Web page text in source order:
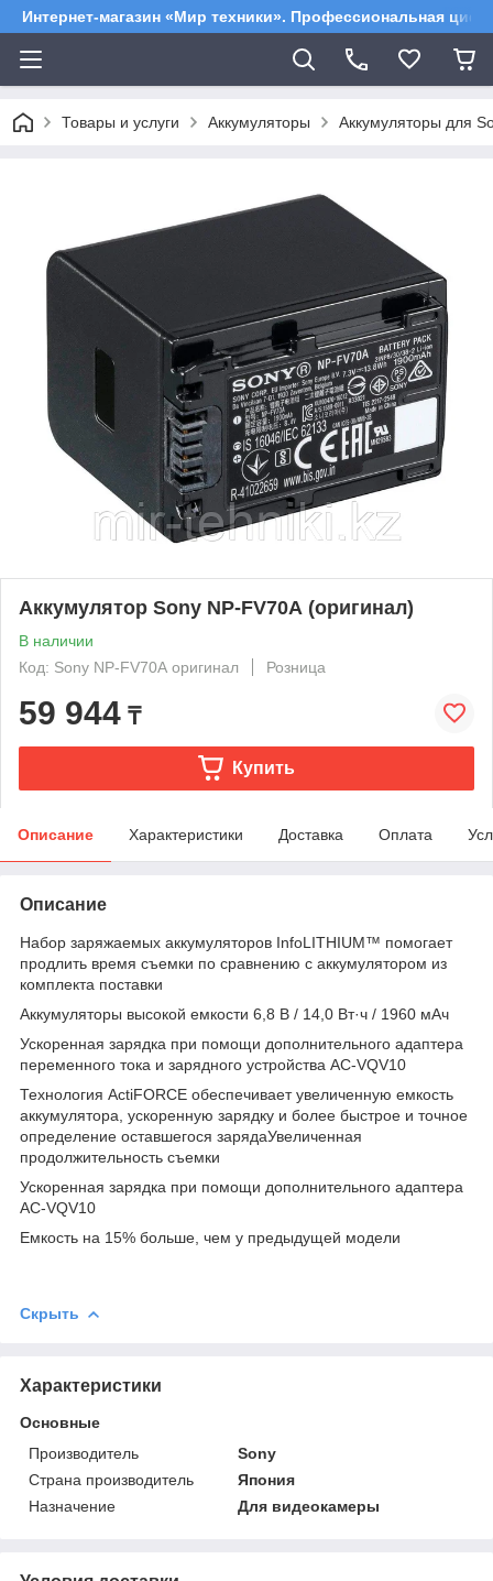
Интернет-магазин «Мир техники». Профессиональная
Товары и услуги Аккумуляторы Аккумуляторы для
Аккумулятор Sony NP-FV70А (оригинал)
В наличии
Код: Sony NP-FV70А оригинал
Розница
59 944 ₸
Купить
Описание Характеристики Доставка Оплата
Описание
Набор заряжаемых аккумуляторов InfoLITHIUM™ помогает
продлить время съемки по сравнению с аккумулятором из
комплекта поставки
Аккумуляторы высокой емкости 6,8 В / 14,0 Вт·ч / 1960 мАч
Ускоренная зарядка при помощи дополнительного адаптера
переменного тока и зарядного устройства AC-VQV10
Технология ActiFORCE обеспечивает увеличенную емкость
аккумулятора, ускоренную зарядку и более быстрое и точное
определение оставшегося зарядаУвеличенная
продолжительность съемки
Ускоренная зарядка при помощи дополнительного адаптера
AC-VQV10
Емкость на 15% больше, чем у предыдущей модели
Скрыть
Характеристики
Основные
Производитель
Sony
Страна производитель
Япония
Назначение
Для видеокамеры